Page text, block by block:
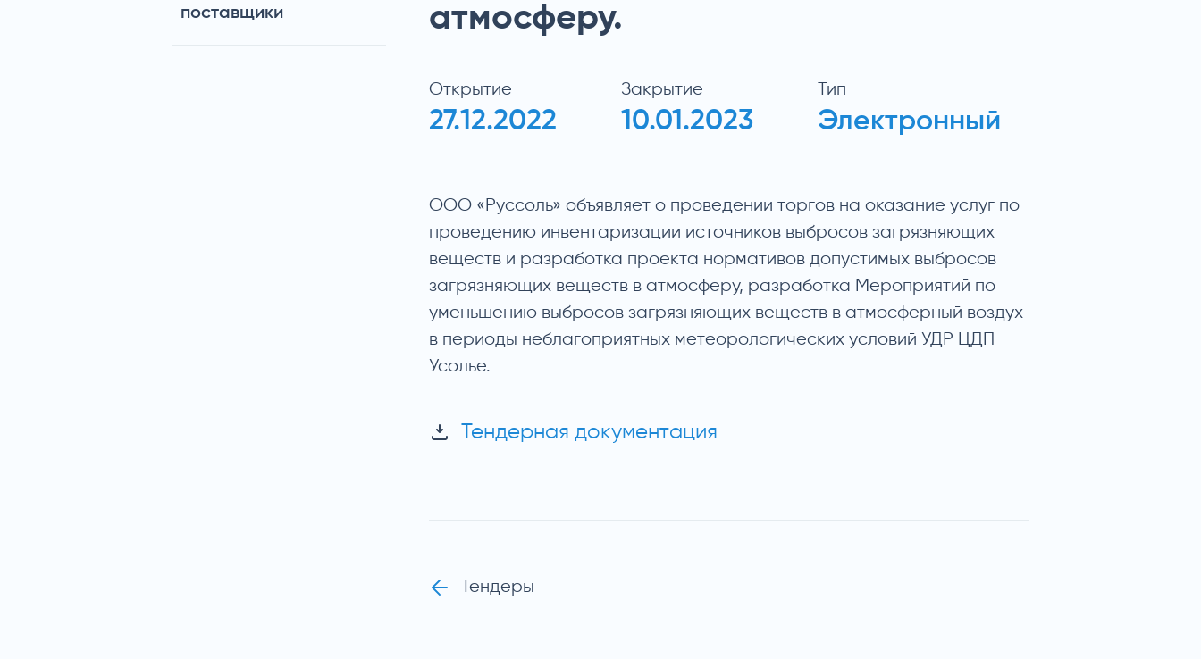
поставщики
атмосферу.
Открытие
27.12.2022
Закрытие
10.01.2023
Тип
Электронный
ООО «Руссоль» объявляет о проведении торгов на оказание услуг по
проведению инвентаризации источников выбросов загрязняющих
веществ и разработка проекта нормативов допустимых выбросов
загрязняющих веществ в атмосферу, разработка Мероприятий по
уменьшению выбросов загрязняющих веществ в атмосферный воздух
в периоды неблагоприятных метеорологических условий УДР ЦДП
Усолье.
Тендерная документация
Тендеры